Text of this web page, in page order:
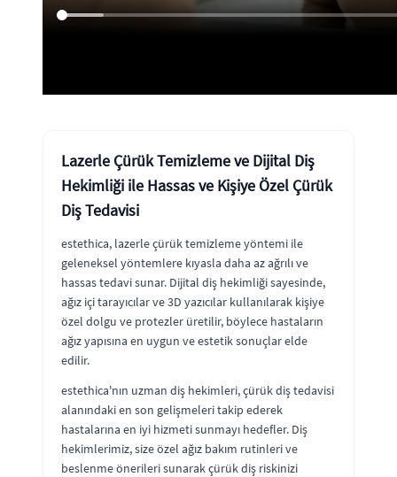
Lazerle Çürük Temizleme ve Dijital Diş
Hekimliği ile Hassas ve Kişiye Özel Çürük
Diş Tedavisi
estethica, lazerle çürük temizleme yöntemi ile
geleneksel yöntemlere kıyasla daha az ağrılı ve
hassas tedavi sunar. Dijital diş hekimliği sayesinde,
ağız içi tarayıcılar ve 3D yazıcılar kullanılarak kişiye
özel dolgu ve protezler üretilir, böylece hastaların
ağız yapısına en uygun ve estetik sonuçlar elde
edilir.
estethica'nın uzman diş hekimleri, çürük diş tedavisi
alanındaki en son gelişmeleri takip ederek
hastalarına en iyi hizmeti sunmayı hedefler. Diş
hekimlerimiz, size özel ağız bakım rutinleri ve
beslenme önerileri sunarak çürük diş riskinizi